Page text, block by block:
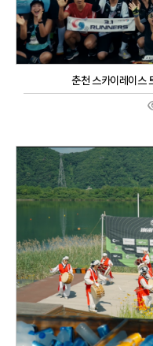
춘천 스카이레이스